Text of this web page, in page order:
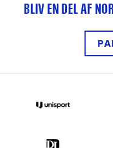
BLIV EN DEL AF